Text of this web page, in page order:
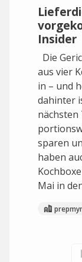
Insider
Die
aus vier
in – und
dahinter
nächsten
sparen
haben
Mai in